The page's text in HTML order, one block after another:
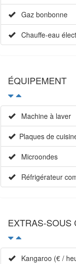
Gaz bonbonne
Chauffe-eau
ÉQUIPEMENT
Machine à laver
Plaques de
Microondes
Réfrigérateur
EXTRAS-SOUS
Kangaroo (€ /